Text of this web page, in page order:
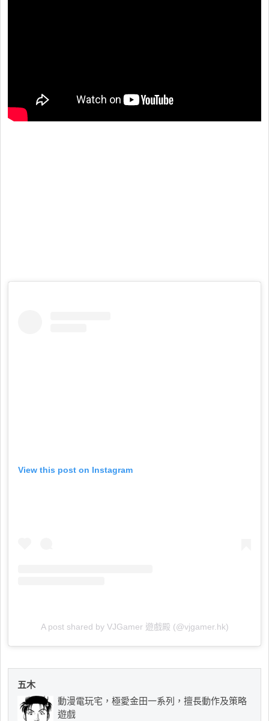
View this post on Instagram
A post shared by VJGamer 遊戲殿 (@vjgamer.hk)
五木
動漫電玩宅，極愛金田一系列，擅長動作及策略
遊戲